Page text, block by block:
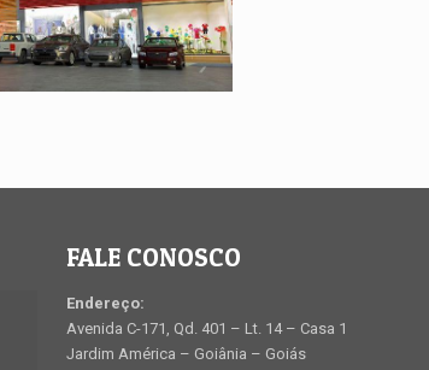
FALE CONOSCO
Endereço:
Avenida C-171, Qd. 401 – Lt. 14 – Casa 1
Jardim América – Goiânia – Goiás